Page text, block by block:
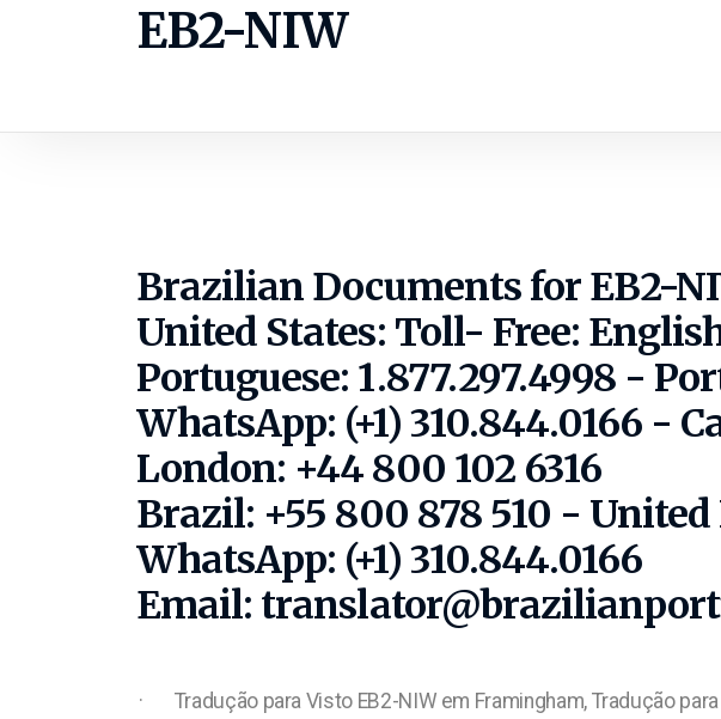
EB2-NIW
Brazilian Documents for EB2-
United States: Toll- Free:
Portuguese: 1.877.297.4998 -
WhatsApp: (+1) 310.844.0166 -
London: +44 800 102 6316
Brazil: +55 800 878 510 -
WhatsApp: (+1) 310.844.0166
Email:
· Tradução para Visto EB2-NIW em Framingham, Tradução